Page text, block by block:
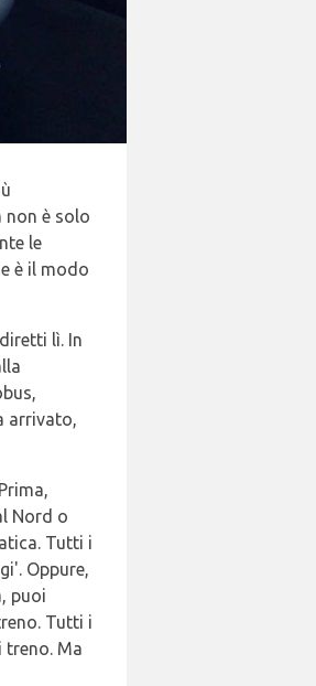
non è solo
le
è il modo
lì. In
arrivato,
Nord o
Tutti i
Oppure,
puoi
Tutti i
treno. Ma